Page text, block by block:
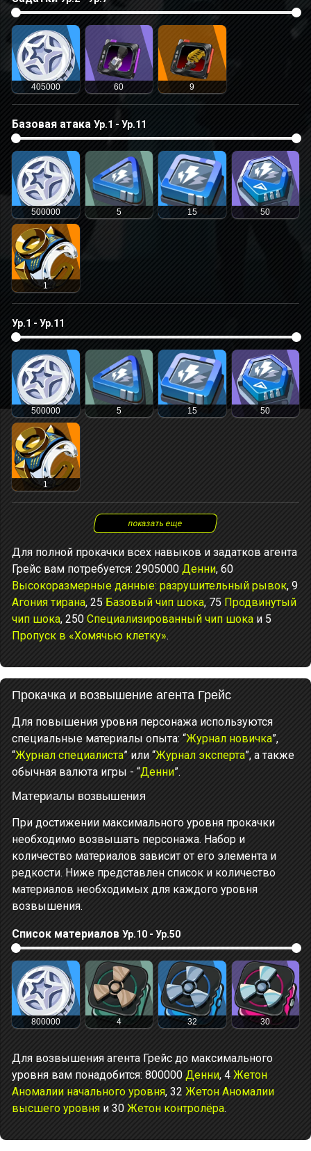
405000 60 9
Базовая атака Ур.1 - Ур.11
500000 5 15 50
1
Ур.1 - Ур.11
500000 5 15 50
1
показать еще
Для полной прокачки всех навыков и задатков агента
Грейс вам потребуется: 2905000 Денни, 60
Высокоразмерные данные: разрушительный рывок, 9
Агония тирана, 25 Базовый чип шока, 75 Продвинутый
чип шока, 250 Специализированный чип шока и 5
Пропуск в «Хомячью клетку».
Прокачка и возвышение агента Грейс
Для повышения уровня персонажа используются
специальные материалы опыта: “Журнал новичка”,
“Журнал специалиста” или “Журнал эксперта”, а также
обычная валюта игры - “Денни”.
Материалы возвышения
При достижении максимального уровня прокачки
необходимо возвышать персонажа. Набор и
количество материалов зависит от его элемента и
редкости. Ниже представлен список и количество
материалов необходимых для каждого уровня
возвышения.
Список материалов Ур.10 - Ур.50
800000 4 32 30
Для возвышения агента Грейс до максимального
уровня вам понадобится: 800000 Денни, 4 Жетон
Аномалии начального уровня, 32 Жетон Аномалии
высшего уровня и 30 Жетон контролёра.